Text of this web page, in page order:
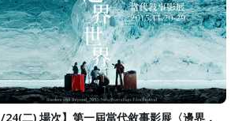
24(二) 場次】第一屆當代敘事影展〈邊界．